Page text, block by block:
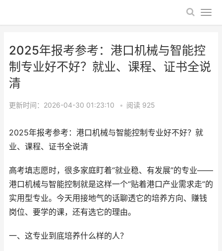
2025年报考参考：港口机械与智能控
制专业好不好？就业、课程、证书全说
清
更新时间：2026-04-30 01:23:10 • 阅读 925
2025年报考参考：港口机械与智能控制专业好不好？就
业、课程、证书全说清
高考填志愿时，很多家庭盯着“就业稳、有发展”的专业——
港口机械与智能控制就是这样一个“贴着港口产业需求走”的
实用型专业。今天用接地气的话聊透它的培养方向、赚钱
岗位、要学的课，还有选它的理由。
一、这专业到底培养什么样的人？